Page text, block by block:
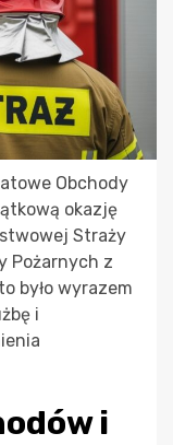
Obchody
okazję
Straży
Pożarnych z
było wyrazem
i
i